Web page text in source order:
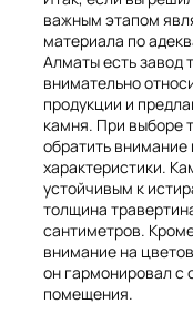
важным этапом
материала по
Алматы есть завод
внимательно
продукции и
камня. При выборе
обратить
характеристики.
устойчивым к
толщина
сантиметров.
внимание на
он гармонировал с
помещения.